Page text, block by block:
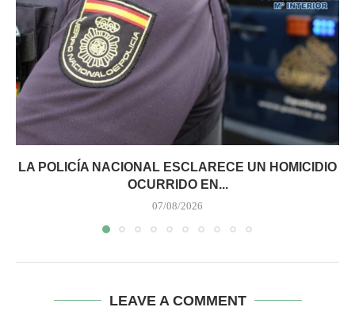
LA POLICÍA NACIONAL ESCLARECE UN HOMICIDIO
OCURRIDO EN...
07/08/2026
LEAVE A COMMENT